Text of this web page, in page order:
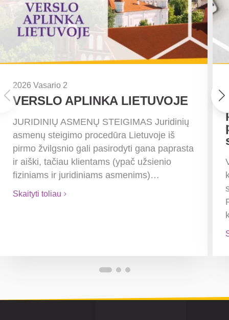
2026 Vasario 2
VERSLO APLINKA LIETUVOJE
JURIDINIŲ ASMENŲ STEIGIMAS Juridinių
asmenų steigimo procedūra Lietuvoje iš
pirmo žvilgsnio gali pasirodyti gana paprasta
ir aiški, tačiau klientams (ypač užsienio
fiziniams ir juridiniams asmenims)…
Skaityti toliau